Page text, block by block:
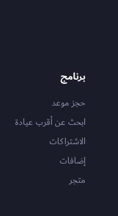
برنامج
حجز موعد
ابحث عن أقرب عيادة
الاشتراكات
إضافات
متجر